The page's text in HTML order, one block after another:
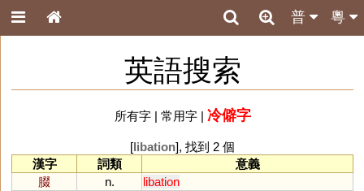
粵
普
英語搜索
所有字| 常用字| 冷僻字
[libation], 找到 2 個
漢字
詞類
意義
腏
n.
libation